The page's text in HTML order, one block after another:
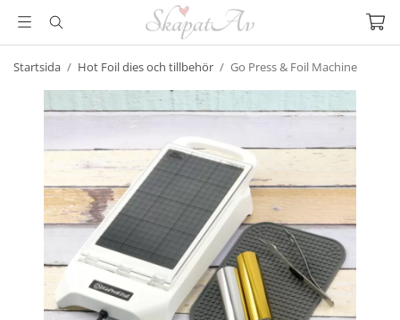
Startsida / Hot Foil dies och tillbehör / Go Press & Foil Machine